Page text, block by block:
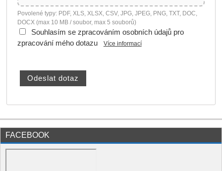
Povolené typy: PDF, XLS, XLSX, CSV, JPG, JPEG, PNG, TXT, DOC,
DOCX (max 10 MB / soubor, max 5 souborů)
Souhlasím se zpracováním osobních údajů pro
zpracování mého dotazu
Více informací
FACEBOOK